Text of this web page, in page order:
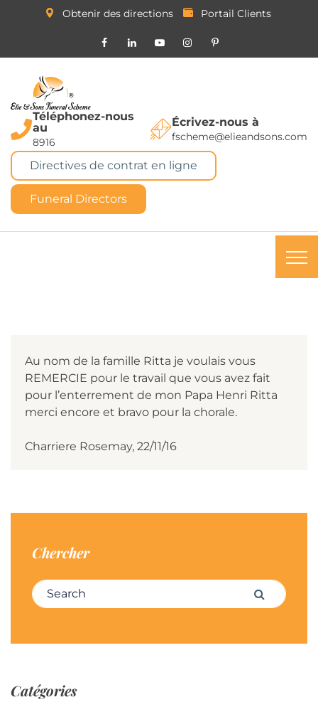
Obtenir des directions Portail Clients
Téléphonez-nous
au
8916
Écrivez-nous à
fscheme@elieandsons.com
Directives de contrat en ligne
Funeral Directors
Au nom de la famille Ritta je voulais vous
REMERCIE pour le travail que vous avez fait
pour l’enterrement de mon Papa Henri Ritta
merci encore et bravo pour la chorale.
Charriere Rosemay, 22/11/16
Chercher
Search for: Search
Catégories